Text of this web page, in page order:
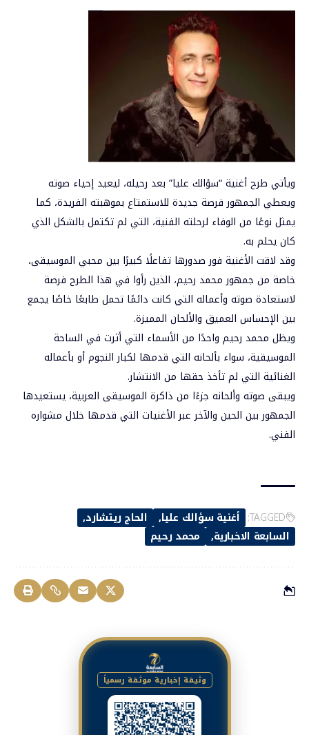
ويأتي طرح أغنية “سؤالك عليا” بعد رحيله، ليعيد إحياء صوته
ويعطي الجمهور فرصة جديدة للاستمتاع بموهبته الفريدة، كما
يمثل نوعًا من الوفاء لرحلته الفنية، التي لم تكتمل بالشكل الذي
كان يحلم به.
وقد لاقت الأغنية فور صدورها تفاعلًا كبيرًا بين محبي الموسيقى،
خاصة من جمهور محمد رحيم، الذين رأوا في هذا الطرح فرصة
لاستعادة صوته وأعماله التي كانت دائمًا تحمل طابعًا خاصًا يجمع
بين الإحساس العميق والألحان المميزة.
ويظل محمد رحيم واحدًا من الأسماء التي أثرت في الساحة
الموسيقية، سواء بألحانه التي قدمها لكبار النجوم أو بأعماله
الغنائية التي لم تأخذ حقها من الانتشار.
ويبقى صوته وألحانه جزءًا من ذاكرة الموسيقى العربية، يستعيدها
الجمهور بين الحين والآخر عبر الأغنيات التي قدمها خلال مشواره
الفني.
TAGGED: أغنية سؤالك عليا
الحاج ريتشارد
السابعة الاخبارية
محمد رحيم
وثيقة إخبارية موثقة رسمياً